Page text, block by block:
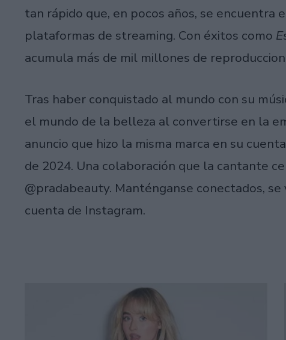
tan rápido que, en pocos años, se encuentra
plataformas de streaming. Con éxitos como
acumula más de mil millones de
Tras haber conquistado al mundo con su
el mundo de la belleza al convertirse en la
anuncio que hizo la misma marca en su
de 2024. Una colaboración que la cantante
@pradabeauty. Manténganse conectados,
cuenta de Instagram.